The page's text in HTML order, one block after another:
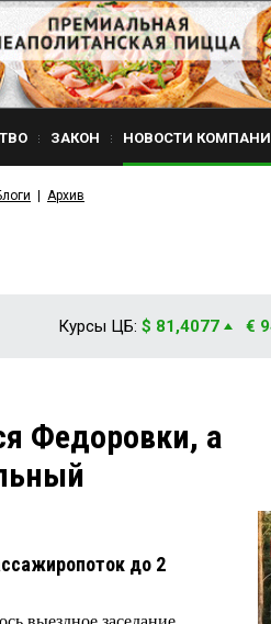
ЗАКОН НОВОСТИ
Архив
Курсы ЦБ: $ 81,4077 €
Федоровки, а
до 2